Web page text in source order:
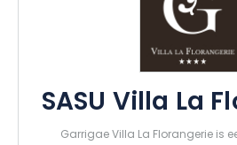
SASU Villa La
Garrigae Villa La Florangerie is